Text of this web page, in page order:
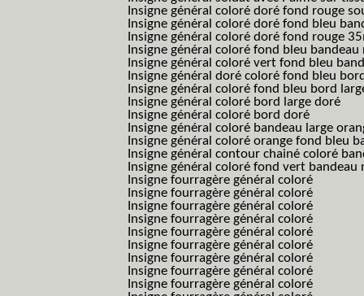
Insigne général coloré doré fond rouge
Insigne général coloré doré fond bleu
Insigne général coloré doré fond rouge
Insigne général coloré fond bleu
Insigne général coloré vert fond bleu
Insigne général doré coloré fond bleu
Insigne général coloré fond bleu bord
Insigne général coloré bord large doré
Insigne général coloré bord doré
Insigne général coloré bandeau large
Insigne général coloré orange fond bleu
Insigne général contour chainé coloré
Insigne général coloré fond vert bandeau
Insigne fourragère général coloré
Insigne fourragère général coloré
Insigne fourragère général coloré
Insigne fourragère général coloré
Insigne fourragère général coloré
Insigne fourragère général coloré
Insigne fourragère général coloré
Insigne fourragère général coloré
Insigne fourragère général coloré